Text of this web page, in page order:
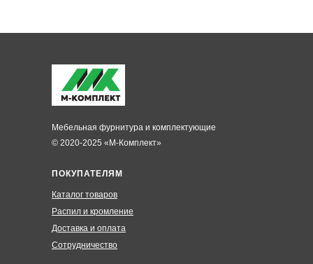
ПОКУПАТЕЛЯМ
Каталог товаров
Распил и кромление
Доставка и оплата
Сотрудничество
© 2020-2025 «М-Комплект»
Мебельная фурнитура и комплектующие